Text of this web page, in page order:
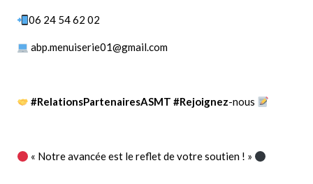
06 24 54 62 02
abp.menuiserie01@gmail.com
#RelationsPartenairesASMT #Rejoignez-nous
« Notre avancée est le reflet de votre soutien ! »